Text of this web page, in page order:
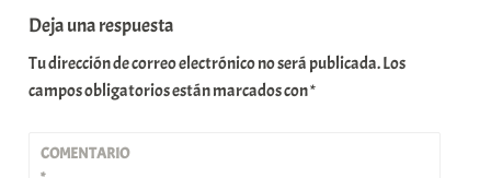
Deja una respuesta
Tu dirección de correo electrónico no será publicada.Los
campos obligatorios están marcados con*
COMENTARIO